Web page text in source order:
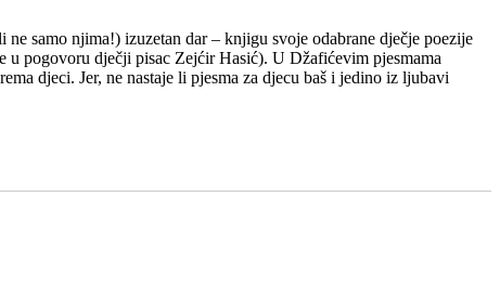
samo njima!) izuzetan dar – knjigu svoje odabrane dječje poezije
u pogovoru dječji pisac Zejćir Hasić). U Džafićevim pjesmama
djeci. Jer, ne nastaje li pjesma za djecu baš i jedino iz ljubavi